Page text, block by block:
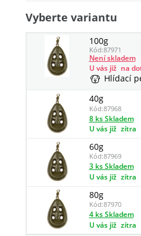
Vyberte variantu
100g
Kód:87971
Není skladem
U vás již na
Hlídací
40g
Kód:87968
8 ks Skladem
U vás již zítra
60g
Kód:87969
3 ks Skladem
U vás již zítra
80g
Kód:87970
4 ks Skladem
U vás již zítra